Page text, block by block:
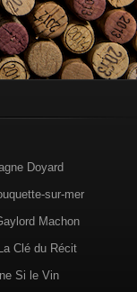
Doyard
sur-mer
Machon
Clé du Récit
Si le Vin